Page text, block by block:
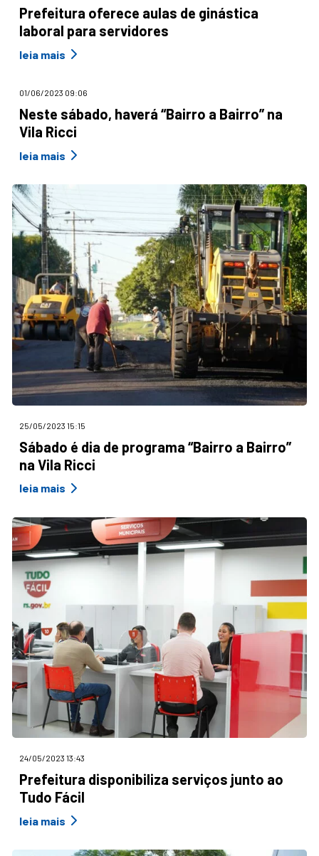
Prefeitura oferece aulas de ginástica
laboral para servidores
leia mais
01/06/2023 09:06
Neste sábado, haverá “Bairro a Bairro” na
Vila Ricci
leia mais
25/05/2023 15:15
Sábado é dia de programa “Bairro a Bairro”
na Vila Ricci
leia mais
24/05/2023 13:43
Prefeitura disponibiliza serviços junto ao
Tudo Fácil
leia mais